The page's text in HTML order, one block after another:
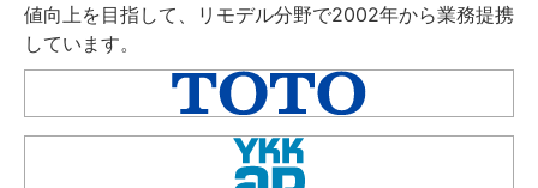
値向上を目指して、リモデル分野で2002年から業務提携
しています。